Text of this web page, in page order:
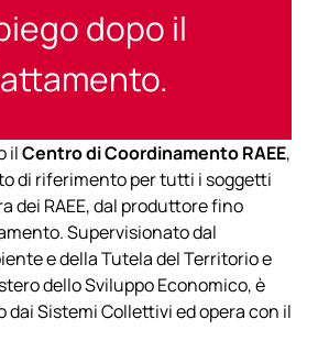
dopo il
ilCentro di Coordinamento RAEE,
di riferimento per tutti i soggetti
dei RAEE, dal produttore fino
Supervisionato dal
e della Tutela del Territorio e
dello Sviluppo Economico, è
dai Sistemi Collettivi ed opera con il